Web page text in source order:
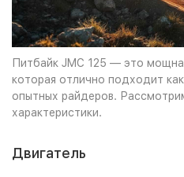
Питбайк JMC 125 — это
которая отлично подходит
опытных райдеров.
характеристики.
Двигатель